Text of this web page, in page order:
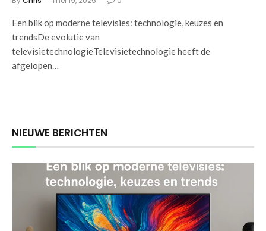
Een blik op moderne televisies: technologie, keuzes en
trendsDe evolutie van
televisietechnologieTelevisietechnologie heeft de
afgelopen…
NIEUWE BERICHTEN